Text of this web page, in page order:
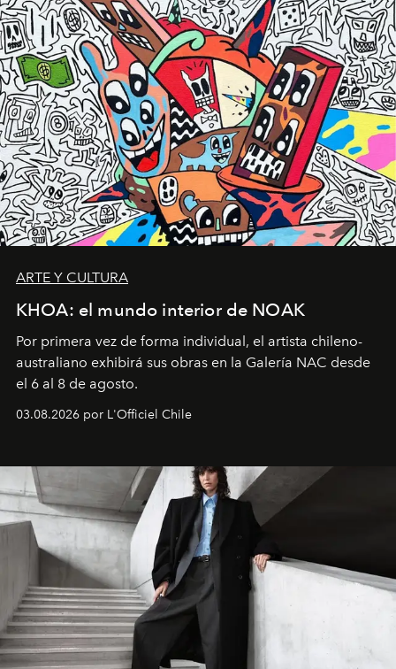
ARTE Y CULTURA
KHOA: el mundo interior de NOAK
Por primera vez de forma individual, el artista chileno-
australiano exhibirá sus obras en la Galería NAC desde
el 6 al 8 de agosto.
03.08.2026 por L'Officiel Chile